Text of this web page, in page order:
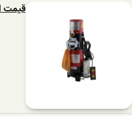
قیمت